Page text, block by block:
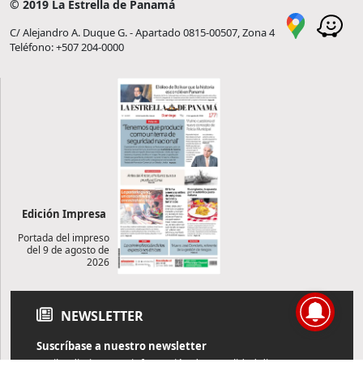
© 2019 La Estrella de Panamá
C/ Alejandro A. Duque G. - Apartado 0815-00507, Zona 4
Teléfono: +507 204-0000
Edición Impresa
Portada del impreso
del 9 de agosto de
2026
NEWSLETTER
Suscríbase a nuestro newsletter
Reciba diariamente información de actualidad directamente en